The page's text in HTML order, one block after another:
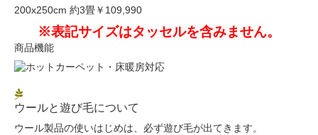
200x250cm 約3畳￥109,990
※表記サイズはタッセルを含みません。
商品機能
ウールと遊び毛について
ウール製品の使いはじめは、必ず遊び毛が出てきます。